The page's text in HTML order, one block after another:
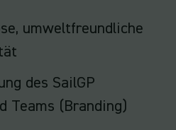
umweltfreundliche
des SailGP
Teams (Branding)